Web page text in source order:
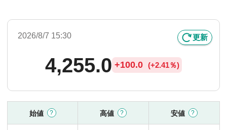
2026/8/7 15:30 更新
4,255.0 +100.0 (+2.41％)
始値 高値 安値